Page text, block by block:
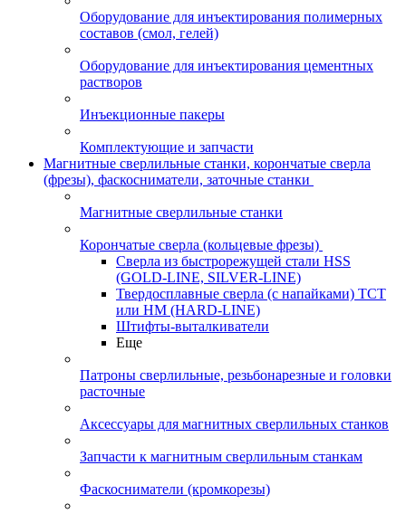
Оборудование для инъектирования полимерных
составов (смол, гелей)
Оборудование для инъектирования цементных
растворов
Инъекционные пакеры
Комплектующие и запчасти
Магнитные сверлильные станки, корончатые сверла
(фрезы), фаскосниматели, заточные станки
Магнитные сверлильные станки
Корончатые сверла (кольцевые фрезы)
Сверла из быстрорежущей стали HSS
(GOLD-LINE, SILVER-LINE)
Твердосплавные сверла (с напайками) ТСТ
или HM (HARD-LINE)
Штифты-выталкиватели
Еще
Патроны сверлильные, резьбонарезные и головки
расточные
Аксессуары для магнитных сверлильных станков
Запчасти к магнитным сверлильным станкам
Фаскосниматели (кромкорезы)